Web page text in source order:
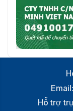
Email:
Hỗ trợ